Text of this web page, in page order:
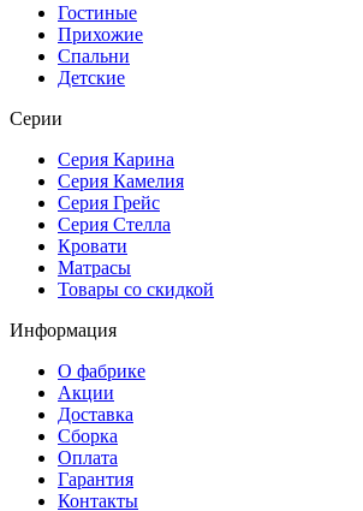
Гостиные
Прихожие
Спальни
Детские
Серии
Серия Карина
Серия Камелия
Серия Грейс
Серия Стелла
Кровати
Матрасы
Товары со скидкой
Информация
О фабрике
Акции
Доставка
Сборка
Оплата
Гарантия
Контакты